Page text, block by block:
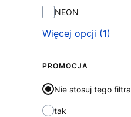
NEON
Więcej opcji (1)
PROMOCJA
Nie stosuj tego filtra
tak